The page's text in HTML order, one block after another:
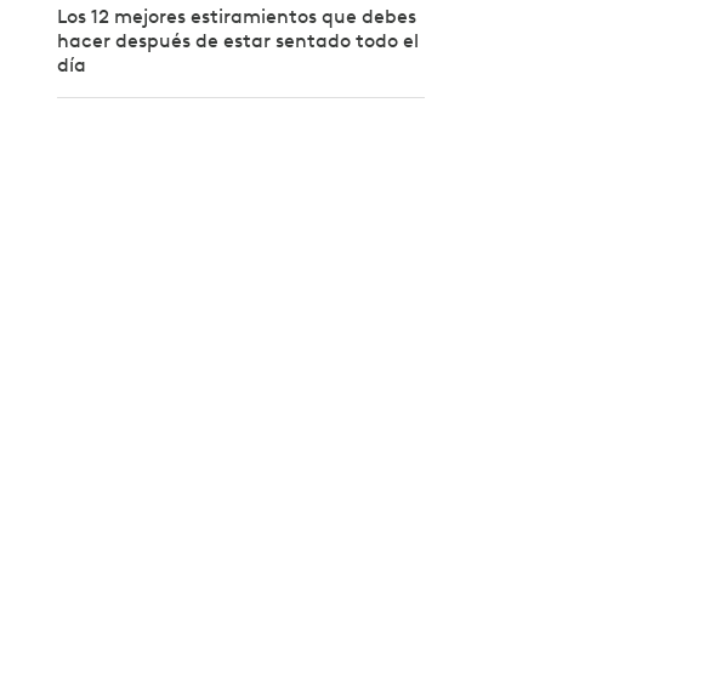
Los 12 mejores estiramientos que debes
hacer después de estar sentado todo el
día